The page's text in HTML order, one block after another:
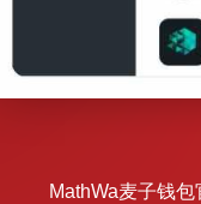
MathWa麦子钱